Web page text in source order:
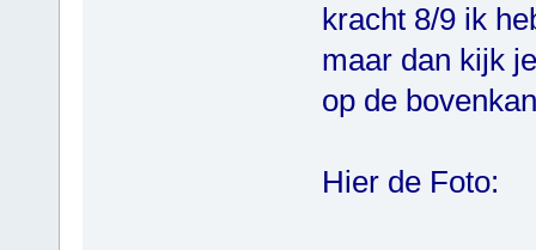
kracht 8/9 ik
maar dan kijk
op de
Hier de Foto: